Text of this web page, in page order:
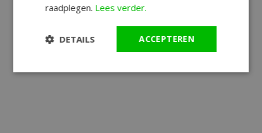
raadplegen. Lees verder.
ACCEPTEREN
DETAILS